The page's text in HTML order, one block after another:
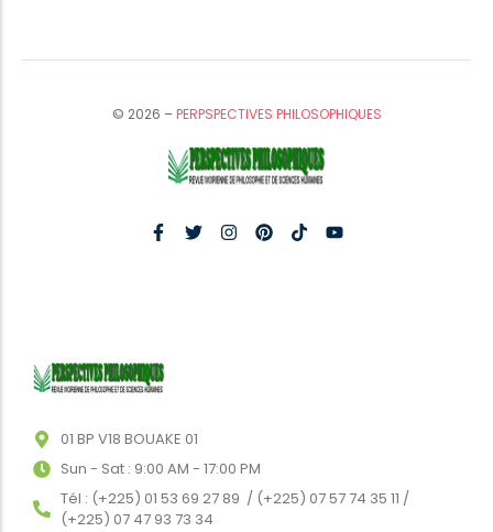
© 2026 –PERPSPECTIVES PHILOSOPHIQUES
01 BP V18 BOUAKE 01
Sun - Sat : 9:00 AM - 17:00 PM
Tél : (+225) 01 53 69 27 89 / (+225) 07 57 74 35 11 /
(+225) 07 47 93 73 34